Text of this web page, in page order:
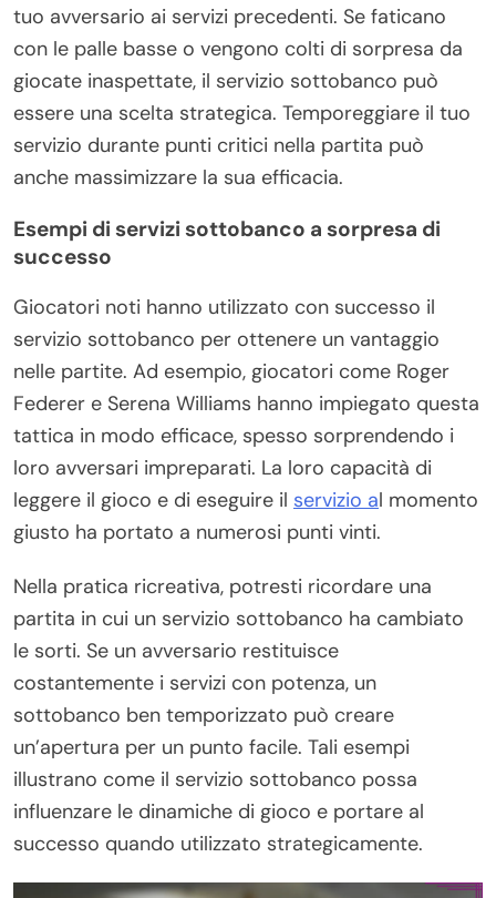
tuo avversario ai servizi precedenti. Se faticano
con le palle basse o vengono colti di sorpresa da
giocate inaspettate, il servizio sottobanco può
essere una scelta strategica. Temporeggiare il tuo
servizio durante punti critici nella partita può
anche massimizzare la sua efficacia.
Esempi di servizi sottobanco a sorpresa di
successo
Giocatori noti hanno utilizzato con successo il
servizio sottobanco per ottenere un vantaggio
nelle partite. Ad esempio, giocatori come Roger
Federer e Serena Williams hanno impiegato questa
tattica in modo efficace, spesso sorprendendo i
loro avversari impreparati. La loro capacità di
leggere il gioco e di eseguire il servizio al momento
giusto ha portato a numerosi punti vinti.
Nella pratica ricreativa, potresti ricordare una
partita in cui un servizio sottobanco ha cambiato
le sorti. Se un avversario restituisce
costantemente i servizi con potenza, un
sottobanco ben temporizzato può creare
un’apertura per un punto facile. Tali esempi
illustrano come il servizio sottobanco possa
influenzare le dinamiche di gioco e portare al
successo quando utilizzato strategicamente.